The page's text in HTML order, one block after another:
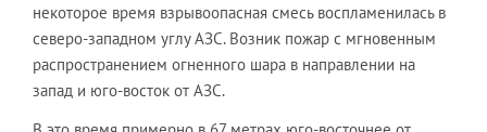
некоторое время взрывоопасная смесь воспламенилась в
северо-западном углу АЗС. Возник пожар с мгновенным
распространением огненного шара в направлении на
запад и юго-восток от АЗС.